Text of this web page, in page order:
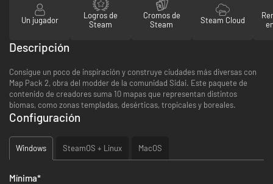
Un jugador
Logros de
Steam
Cromos de
Steam
Steam Cloud
Descripción
Consigue un poco de inspiración y construye ciudades más diversas con
Map Pack 2, obra del modder de la comunidad Sidai. Este paquete de
contenido de creadores suma 10 mapas que representan distintos
biomas, como zonas templadas, desérticas, tropicales y boreales.
Configuración
Windows SteamOS + Linux MacOS
Mínima*